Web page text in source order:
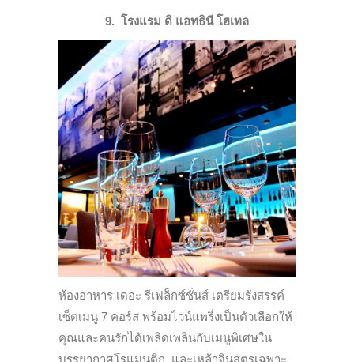
9. โรงแรม ดิ แอทธินี โฮเทล
ห้องอาหาร เดอะ รีเฟล็กซ์ชั่นส์ เตรียมรังสรรค์
เซ็ตเมนู 7 คอร์ส พร้อมไวน์แพริ่งเป็นตัวเลือกให้
คุณและคนรักได้เพลิดเพลินกับเมนูพิเศษใน